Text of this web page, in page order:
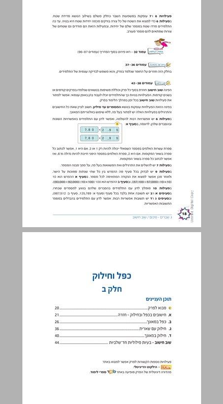
כפל וחילוק חלק ב ... 19